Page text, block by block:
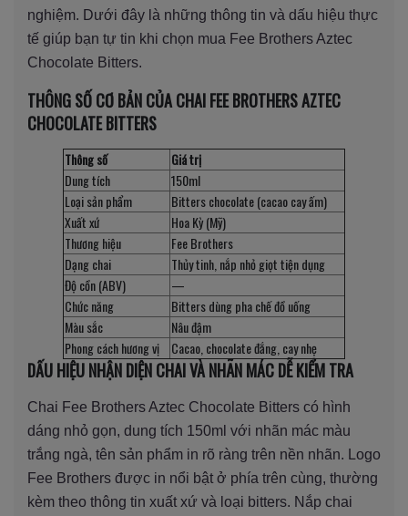
nghiệm. Dưới đây là những thông tin và dấu hiệu thực
tế giúp bạn tự tin khi chọn mua Fee Brothers Aztec
Chocolate Bitters.
THÔNG SỐ CƠ BẢN CỦA CHAI FEE BROTHERS AZTEC
CHOCOLATE BITTERS
Thông số
Giá trị
Dung tích
150ml
Loại sản phẩm
Bitters chocolate (cacao cay ấm)
Xuất xứ
Hoa Kỳ (Mỹ)
Thương hiệu
Fee Brothers
Dạng chai
Thủy tinh, nắp nhỏ giọt tiện dụng
Độ cồn (ABV)
—
Chức năng
Bitters dùng pha chế đồ uống
Màu sắc
Nâu đậm
Phong cách hương vị
Cacao, chocolate đắng, cay nhẹ
DẤU HIỆU NHẬN DIỆN CHAI VÀ NHÃN MÁC DỄ KIỂM TRA
Chai Fee Brothers Aztec Chocolate Bitters có hình
dáng nhỏ gọn, dung tích 150ml với nhãn mác màu
trắng ngà, tên sản phẩm in rõ ràng trên nền nhãn. Logo
Fee Brothers được in nổi bật ở phía trên cùng, thường
kèm theo thông tin xuất xứ và loại bitters. Nắp chai